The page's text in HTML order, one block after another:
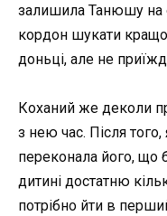
залишила Танюшу на
кордон шукати
доньці, але не
Коханий же деколи
з нею час. Після
переконала його, що
дитині достатню
потрібно йти в